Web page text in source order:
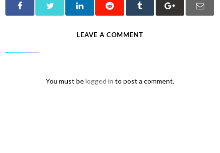
LEAVE A COMMENT
You must belogged in to post a comment.